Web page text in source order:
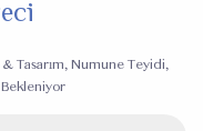
Tasarım, Numune Teyidi,